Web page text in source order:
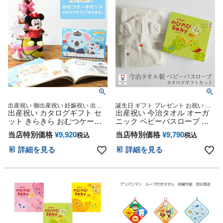
ひな祭り
出産祝い 御出産祝い 妊娠祝い 出産
記念 赤ちゃん 男の子 女の子
出産祝い カタログギフト セ
ット きらきら おむつケーキ
ディズニー 思い出 赤ちゃん
子供 出産 マタニティ マタニ
ティフォト パパ ママ ベイビ
ー お父さん お母さん クリス
フトセット 人気 端午の節句
ひな祭り
当店特別価格 ¥9,920税込
詳細を見る
誕生日 ギフト プレゼント お祝い お
風呂 プール フード付きバスタオル
マカロン バスポンチョ 名入れ 送料
無料
出産祝い 今治タオル オーガ
ニック ベビーバスローブ カ
タログギフト のびのびBaby
全5コース ギフトセット 名入
れ 箱付 日本製 バスポンチョ
フード付 1歳 バスタオル プレ
五三 初節句 子供の日 ギフト
ひな祭り 男の子 女の子
当店特別価格 ¥9,790税込
詳細を見る